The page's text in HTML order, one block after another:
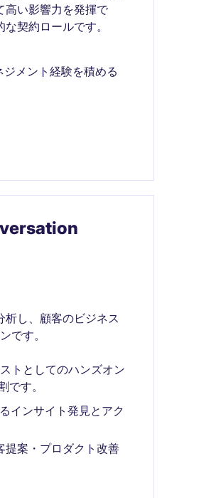
高い影響力を発揮で
契約ロールです。
メント経験を積める
し、顧客のビジネス
です。
トとしてのハンズオン
す。
インサイト発見とアク
提案・プロダクト改善